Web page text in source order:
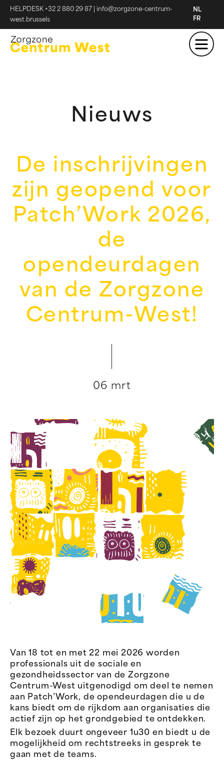
HELPDESK +32 2 880 29 87
info@zorgzone-centrum-
west.brussels
NL
FR
Nieuws
De inschrijvingen
zijn geopend voor
Patch’Work 2026,
de
opendeurdagen
van de Zorgzone
Centrum-West!
06 mrt
Van 18 tot en met 22 mei 2026 worden
professionals uit de sociale en
gezondheidssector van de Zorgzone
Centrum-West uitgenodigd om deel te nemen
aan Patch’Work, de opendeurdagen die u de
kans biedt om de rijkdom aan organisaties die
actief zijn op het grondgebied te ontdekken.
Elk bezoek duurt ongeveer 1u30 en biedt u de
mogelijkheid om rechtstreeks in gesprek te
gaan met de teams.